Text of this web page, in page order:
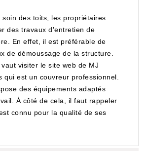
soin des toits, les propriétaires
des travaux d'entretien de
En effet, il est préférable de
de démoussage de la structure.
visiter le site web de MJ
qui est un couvreur professionnel.
des équipements adaptés
À côté de cela, il faut rappeler
connu pour la qualité de ses